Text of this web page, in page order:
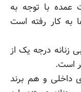
عمده با توجه به
به کار رفته است
زنانه درجه یک از
است.
داخلی و هم برند